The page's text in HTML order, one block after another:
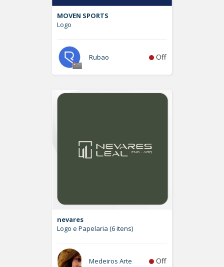
MOVEN SPORTS
Logo
Rubao Off
nevares
Logo e Papelaria (6 itens)
Medeiros Arte Off